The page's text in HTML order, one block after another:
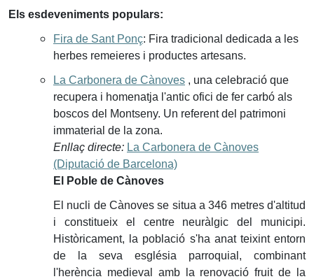
Els esdeveniments populars:
Fira de Sant Ponç: Fira tradicional dedicada a les
herbes remeieres i productes artesans.
La Carbonera de Cànoves , una celebració que
recupera i homenatja l'antic ofici de fer carbó als
boscos del Montseny. Un referent del patrimoni
immaterial de la zona.
Enllaç directe: La Carbonera de Cànoves
(Diputació de Barcelona)
El Poble de Cànoves
El nucli de Cànoves se situa a 346 metres d'altitud
i constitueix el centre neuràlgic del municipi.
Històricament, la població s'ha anat teixint entorn
de la seva església parroquial, combinant
l'herència medieval amb la renovació fruit de la